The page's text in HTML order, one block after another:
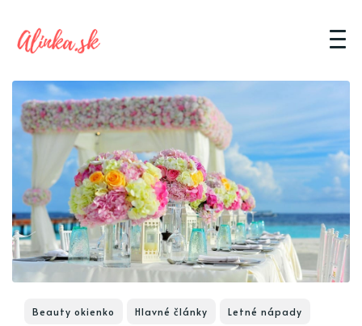
Beauty okienko Hlavné články Letné nápady